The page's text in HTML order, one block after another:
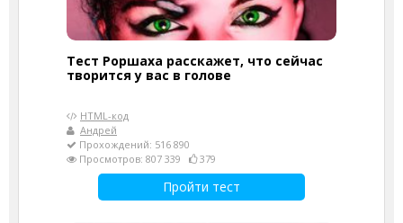
Тест Роршаха расскажет, что сейчас
творится у вас в голове
HTML-код
Андрей
Прохождений: 516 890
Просмотров: 807 339
379
Пройти тест